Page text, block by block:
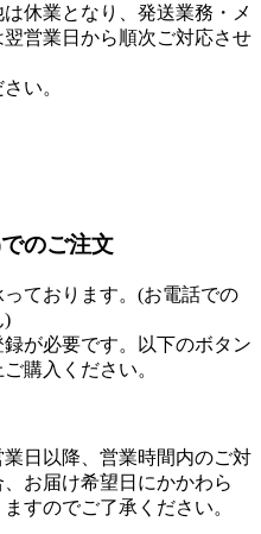
休業となり、発送業務・メ
営業日から順次ご対応させ
い。
のご注文
ております。(お電話での
)
が必要です。以下のボタン
購入ください。
日以降、営業時間内のご対
お届け希望日にかかわら
すのでご了承ください。